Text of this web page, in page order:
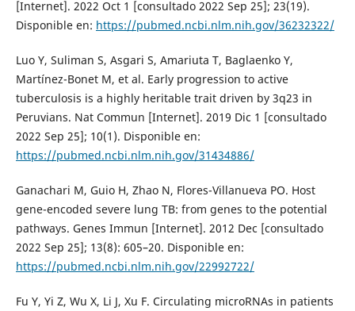
[Internet]. 2022 Oct 1 [consultado 2022 Sep 25]; 23(19).
Disponible en: https://pubmed.ncbi.nlm.nih.gov/36232322/
Luo Y, Suliman S, Asgari S, Amariuta T, Baglaenko Y,
Martínez-Bonet M, et al. Early progression to active
tuberculosis is a highly heritable trait driven by 3q23 in
Peruvians. Nat Commun [Internet]. 2019 Dic 1 [consultado
2022 Sep 25]; 10(1). Disponible en:
https://pubmed.ncbi.nlm.nih.gov/31434886/
Ganachari M, Guio H, Zhao N, Flores-Villanueva PO. Host
gene-encoded severe lung TB: from genes to the potential
pathways. Genes Immun [Internet]. 2012 Dec [consultado
2022 Sep 25]; 13(8): 605–20. Disponible en:
https://pubmed.ncbi.nlm.nih.gov/22992722/
Fu Y, Yi Z, Wu X, Li J, Xu F. Circulating microRNAs in patients